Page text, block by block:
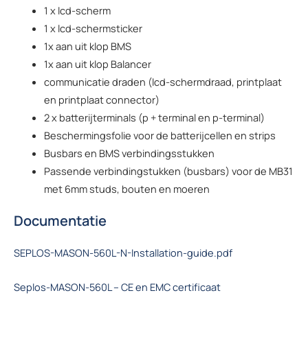
1 x lcd-scherm
1 x lcd-schermsticker
1x aan uit klop BMS
1x aan uit klop Balancer
communicatie draden (lcd-schermdraad, printplaat
en printplaat connector)
2 x batterijterminals (p + terminal en p-terminal)
Beschermingsfolie voor de batterijcellen en strips
Busbars en BMS verbindingsstukken
Passende verbindingstukken (busbars) voor de MB31
met 6mm studs, bouten en moeren
Documentatie
SEPLOS-MASON-560L-N-Installation-guide.pdf
Seplos-MASON-560L – CE en EMC certificaat